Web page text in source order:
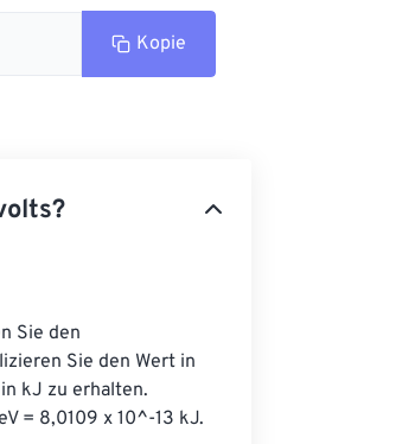
Kopie
Sie den
Sie den Wert in
kJ zu erhalten.
= 8,0109 x 10^-13 kJ.